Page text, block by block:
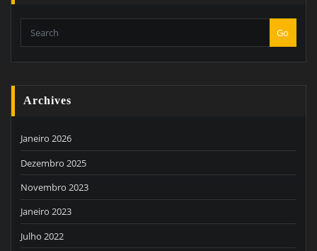
Go
Archives
Janeiro 2026
Dezembro 2025
Novembro 2023
Janeiro 2023
Julho 2022